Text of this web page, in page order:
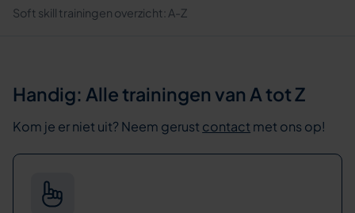
Soft skill trainingen overzicht: A-Z
Handig: Alle trainingen van A tot Z
Kom je er niet uit? Neem gerust contact met ons op!